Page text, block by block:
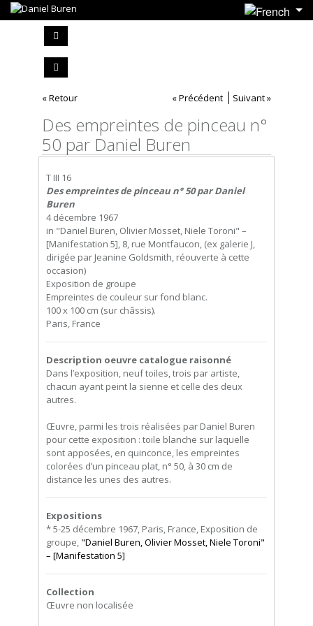
« Retour « Précédent Suivant »
Des empreintes de pinceau n°
50 par Daniel Buren
T III 16
Des empreintes de pinceau n° 50 par Daniel
Buren
4 décembre 1967
in "Daniel Buren, Olivier Mosset, Niele Toroni" –
[Manifestation 5], 8, rue Montfaucon, (ex galerie J,
dirigée par Jeanine Goldsmith, réouverte à cette
occasion)
Exposition de groupe
Empreintes de couleur sur fond blanc.
100 x 100 cm (sur châssis).
Paris, France
Description oeuvre catalogue raisonné
Dans l’exposition, neuf toiles, trois par artiste,
chacun ayant peint la sienne et celle des deux
autres.
Œuvre, parmi les trois réalisées par Daniel Buren
pour cette exposition : toile blanche sur laquelle
sont apposées, en quinconce, les empreintes
colorées d’un pinceau plat, n° 50, à 30 cm de
distance les unes des autres.
Expositions
* 5-25 décembre 1967, Paris, France, Exposition de
groupe, "Daniel Buren, Olivier Mosset, Niele Toroni"
– [Manifestation 5]
Collection
Œuvre non localisée